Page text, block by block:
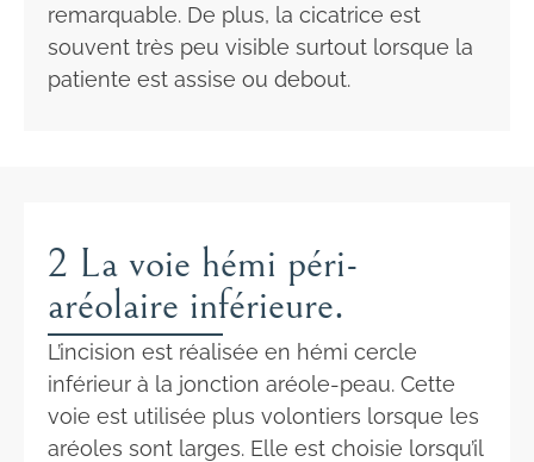
remarquable. De plus, la cicatrice est
souvent très peu visible surtout lorsque la
patiente est assise ou debout.
2 La voie hémi péri-
aréolaire inférieure.
L’incision est réalisée en hémi cercle
inférieur à la jonction aréole-peau. Cette
voie est utilisée plus volontiers lorsque les
aréoles sont larges. Elle est choisie lorsqu’il